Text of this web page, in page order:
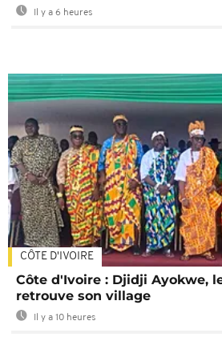
Il y a 6 heures
CÔTE D'IVOIRE
Côte d'Ivoire : Djidji Ayokwe,
retrouve son village
Il y a 10 heures